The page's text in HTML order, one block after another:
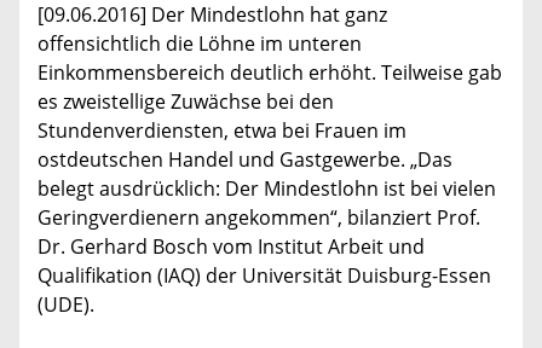
[09.06.2016] Der Mindestlohn hat ganz
offensichtlich die Löhne im unteren
Einkommensbereich deutlich erhöht. Teilweise gab
es zweistellige Zuwächse bei den
Stundenverdiensten, etwa bei Frauen im
ostdeutschen Handel und Gastgewerbe. „Das
belegt ausdrücklich: Der Mindestlohn ist bei vielen
Geringverdienern angekommen“, bilanziert Prof.
Dr. Gerhard Bosch vom Institut Arbeit und
Qualifikation (IAQ) der Universität Duisburg-Essen
(UDE).